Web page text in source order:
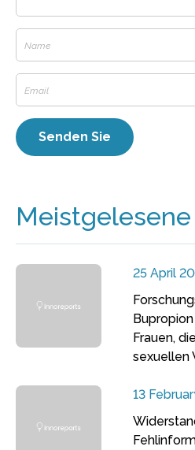
25 April
Frauen,
sexuellen
13